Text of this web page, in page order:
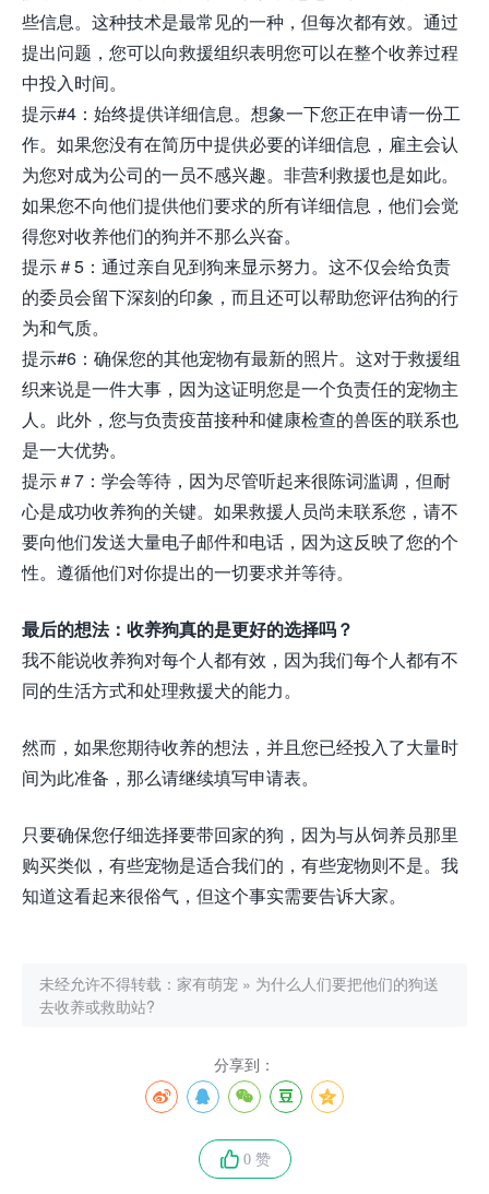
些信息。这种技术是最常见的一种，但每次都有效。通过
提出问题，您可以向救援组织表明您可以在整个收养过程
中投入时间。
提示#4：始终提供详细信息。想象一下您正在申请一份工
作。如果您没有在简历中提供必要的详细信息，雇主会认
为您对成为公司的一员不感兴趣。非营利救援也是如此。
如果您不向他们提供他们要求的所有详细信息，他们会觉
得您对收养他们的狗并不那么兴奋。
提示＃5：通过亲自见到狗来显示努力。这不仅会给负责
的委员会留下深刻的印象，而且还可以帮助您评估狗的行
为和气质。
提示#6：确保您的其他宠物有最新的照片。这对于救援组
织来说是一件大事，因为这证明您是一个负责任的宠物主
人。此外，您与负责疫苗接种和健康检查的兽医的联系也
是一大优势。
提示＃7：学会等待，因为尽管听起来很陈词滥调，但耐
心是成功收养狗的关键。如果救援人员尚未联系您，请不
要向他们发送大量电子邮件和电话，因为这反映了您的个
性。遵循他们对你提出的一切要求并等待。
最后的想法：收养狗真的是更好的选择吗？
我不能说收养狗对每个人都有效，因为我们每个人都有不
同的生活方式和处理救援犬的能力。
然而，如果您期待收养的想法，并且您已经投入了大量时
间为此准备，那么请继续填写申请表。
只要确保您仔细选择要带回家的狗，因为与从饲养员那里
购买类似，有些宠物是适合我们的，有些宠物则不是。我
知道这看起来很俗气，但这个事实需要告诉大家。
未经允许不得转载： 家有萌宠 » 为什么人们要把他们的狗送
去收养或救助站?
分享到：
0 赞